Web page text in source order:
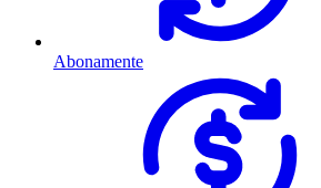
Abonamente